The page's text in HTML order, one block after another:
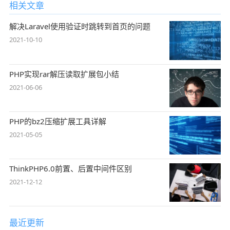
相关文章
解决Laravel使用验证时跳转到首页的问题
2021-10-10
PHP实现rar解压读取扩展包小结
2021-06-06
PHP的bz2压缩扩展工具详解
2021-05-05
ThinkPHP6.0前置、后置中间件区别
2021-12-12
最近更新